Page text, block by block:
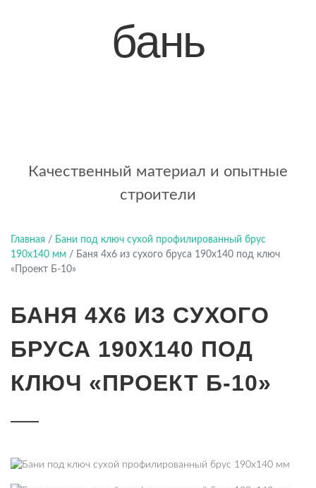
бань
Качественный материал и опытные
строители
Главная / Бани под ключ сухой профилированный брус
190х140 мм / Баня 4х6 из сухого бруса 190х140 под ключ
«Проект Б-10»
БАНЯ 4Х6 ИЗ СУХОГО
БРУСА 190Х140 ПОД
КЛЮЧ «ПРОЕКТ Б-10»